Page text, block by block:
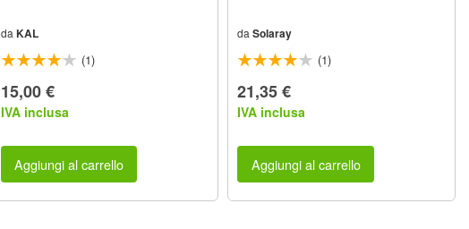
da KAL
(1)
15,00 €
IVA inclusa
Aggiungi al carrello
daSolaray
(1)
21,35 €
IVA inclusa
Aggiungi al carrello